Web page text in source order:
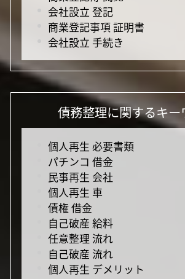
会社設立 登記
商業登記事項 証明書
会社設立 手続き
債務整理に関するキー
個人再生 必要書類
パチンコ 借金
民事再生 会社
個人再生 車
債権 借金
自己破産 給料
任意整理 流れ
自己破産 流れ
個人再生 デメリット